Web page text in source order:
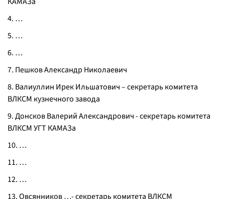
4. …
5. …
6. …
7. Пешков Александр Николаевич
8. Валиуллин Ирек Ильшатович – секретарь комитета
ВЛКСМ кузнечного завода
9. Донсков Валерий Александрович - секретарь комитета
ВЛКСМ УГТ КАМАЗа
10. …
11. …
12. …
13. Овсянников …- секретарь комитета ВЛКСМ